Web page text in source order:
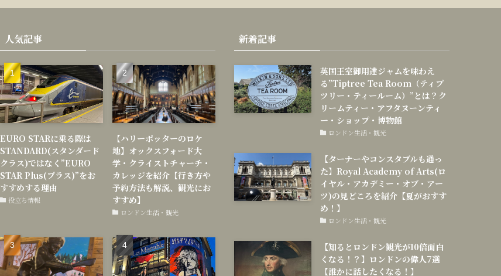
人気記事
EURO STARに乗る際は
STANDARD(スタンダード
クラス)ではなく”EURO
STAR Plus(プラス)”をお
すすめする理由
役立ち情報
【ハリーポッターのロケ
地】オックスフォード大
学・クライストチャーチ・
カレッジを紹介【行き方や
予約方法も解説、観光にお
すすめ】
ロンドン生活・観光
新着記事
英国王室御用達ジャムを味わえ
る”Tiptree Tea Room（ティプ
ツリー・ティールーム）”とは？ク
リームティー・アフタヌーンティ
ー・ショップ・博物館
ロンドン生活・観光
【ターナーやコンスタブルも通っ
た】Royal Academy of Arts(ロ
イヤル・アカデミー・オブ・アー
ツ)の見どころを紹介【夏がおすす
め！】
ロンドン生活・観光
【知るとロンドン観光が10倍面白
くなる！？】ロンドンの偉人7選
【誰かに話したくなる！】